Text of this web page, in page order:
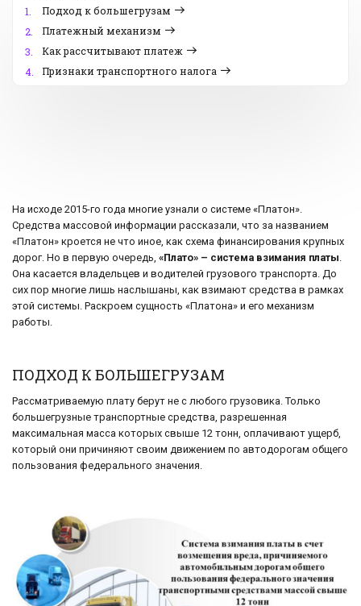
1.
Подход к большегрузам
2.
Платежный механизм
3.
Как рассчитывают платеж
4.
Признаки транспортного налога
На исходе 2015-го года многие узнали о системе «Платон».
Средства массовой информации рассказали, что за названием
«Платон» кроется не что иное, как схема финансирования крупных
дорог. Но в первую очередь, «Плато» – система взимания платы.
Она касается владельцев и водителей грузового транспорта. До
сих пор многие лишь наслышаны, как взимают средства в рамках
этой системы. Раскроем сущность «Платона» и его механизм
работы.
ПОДХОД К БОЛЬШЕГРУЗАМ
Рассматриваемую плату берут не с любого грузовика. Только
большегрузные транспортные средства, разрешенная
максимальная масса которых свыше 12 тонн, оплачивают ущерб,
который они причиняют своим движением по автодорогам общего
пользования федерального значения.